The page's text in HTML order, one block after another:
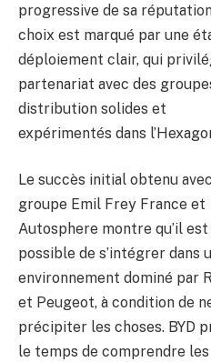
progressive de sa
choix est marqué par une
déploiement clair, qui
partenariat avec des
distribution solides et
expérimentés dans
Le succès initial obtenu
groupe Emil Frey France et
Autosphere montre qu’il est
possible de s’intégrer dans
environnement dominé par
et Peugeot, à condition de
précipiter les choses. BYD
le temps de comprendre les